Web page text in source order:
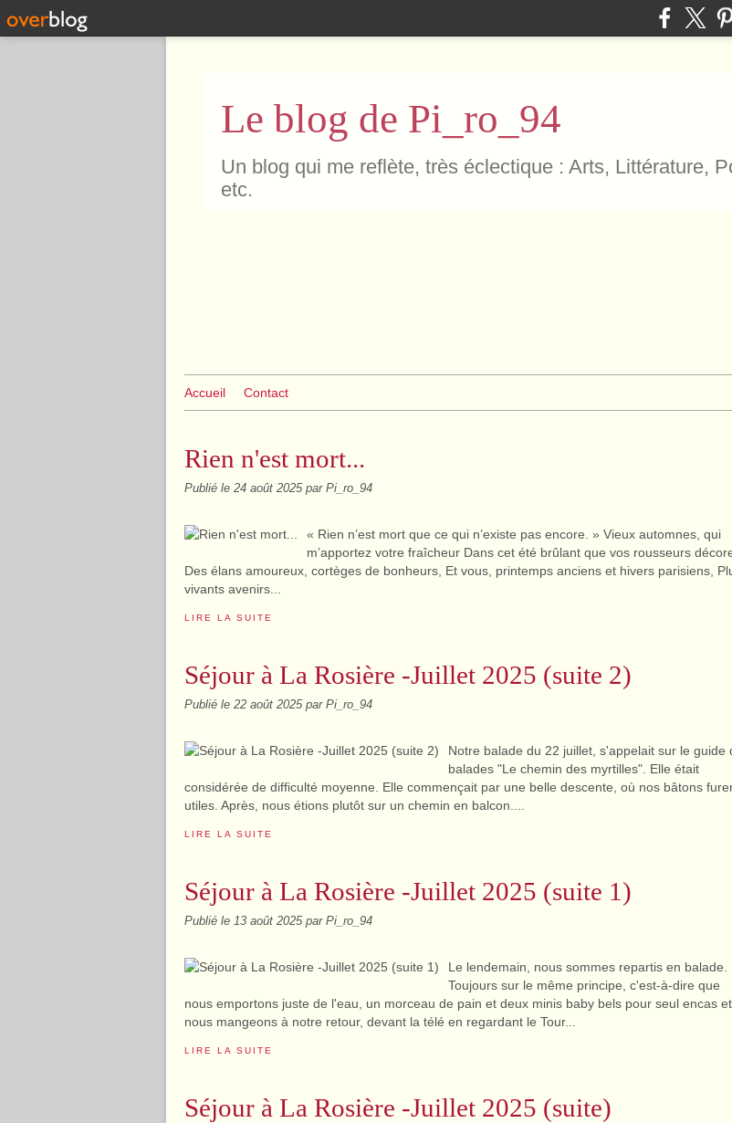
Le blog de Pi_ro_94
Un blog qui me reflète, très éclectique : Arts, Littérature,
etc.
Accueil Contact
Rien n'est mort...
Publié le 24 août 2025 par Pi_ro_94
« Rien n’est mort que ce qui n’existe pas encore. » Vieux automnes, qui
m’apportez votre fraîcheur Dans cet été brûlant que vos rousseurs
Des élans amoureux, cortèges de bonheurs, Et vous, printemps anciens et hivers parisiens,
vivants avenirs...
LIRE LA SUITE
Séjour à La Rosière -Juillet 2025 (suite 2)
Publié le 22 août 2025 par Pi_ro_94
Notre balade du 22 juillet, s'appelait sur le guide
balades "Le chemin des myrtilles". Elle était
considérée de difficulté moyenne. Elle commençait par une belle descente, où nos bâtons
utiles. Après, nous étions plutôt sur un chemin en balcon....
LIRE LA SUITE
Séjour à La Rosière -Juillet 2025 (suite 1)
Publié le 13 août 2025 par Pi_ro_94
Le lendemain, nous sommes repartis en balade.
Toujours sur le même principe, c'est-à-dire que
nous emportons juste de l'eau, un morceau de pain et deux minis baby bels pour seul encas et
nous mangeons à notre retour, devant la télé en regardant le Tour...
LIRE LA SUITE
Séjour à La Rosière -Juillet 2025 (suite)